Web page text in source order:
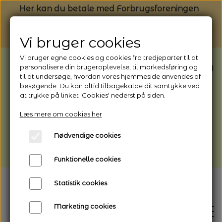
Her kan du betale med Forbrugsforeningen
BEMÆRK: Butikken har ferielukket* fra
1/8 - 9/8 - 2026
*Webshoppen er åben og sender hele
afhentning
Vi gør opmærksom på, at der kan være lidt
længere leveringstid
Vi bruger cookies
Vi bruger egne cookies og cookies fra tredjeparter til at
personalisere din brugeroplevelse, til markedsføring og
til at undersøge, hvordan vores hjemmeside anvendes af
besøgende. Du kan altid tilbagekalde dit samtykke ved
at trykke på linket 'Cookies' nederst på siden.
Læs mere om cookies her
Nødvendige cookies
Funktionelle cookies
Statistik cookies
Marketing cookies